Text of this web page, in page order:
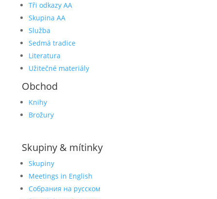
Tři odkazy AA
Skupina AA
Služba
Sedmá tradice
Literatura
Užitečné materiály
Obchod
Knihy
Brožury
Skupiny & mítinky
Skupiny
Meetings in English
Собрания на русском